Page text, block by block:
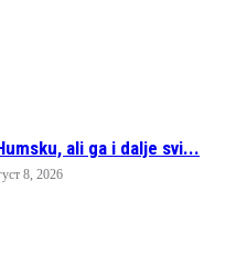
ali ga i dalje svi...
8, 2026